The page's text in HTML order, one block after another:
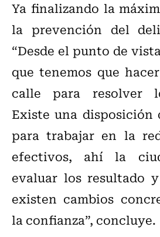
Ya finalizando la
la prevención del
“Desde el punto de
que tenemos que
calle para resolver
Existe una disposición
para trabajar en la
efectivos, ahí la
evaluar los resultado
existen cambios
la confianza”, concluye.